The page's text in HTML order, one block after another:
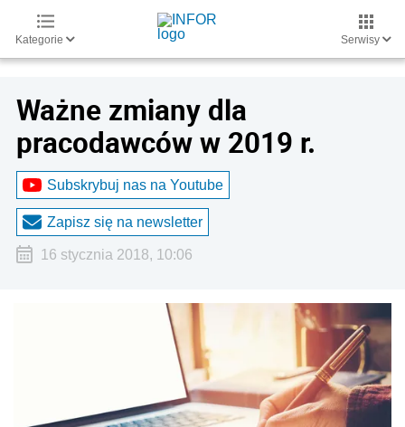
Kategorie Serwisy
Ważne zmiany dla
pracodawców w 2019 r.
Subskrybuj nas na Youtube
Zapisz się na newsletter
16 stycznia 2018, 10:06